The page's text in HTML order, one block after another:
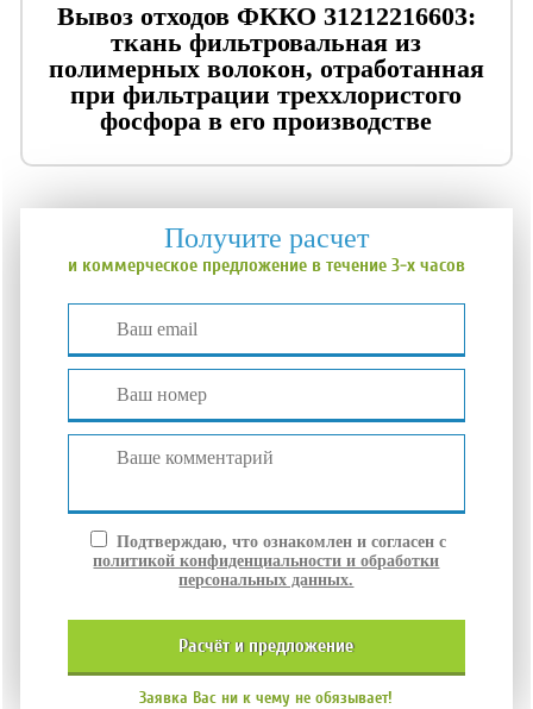
Вывоз отходов ФККО 31212216603:
ткань фильтровальная из
полимерных волокон, отработанная
при фильтрации треххлористого
фосфора в его производстве
Получите расчет
и коммерческое предложение в течение 3-х часов
Подтверждаю, что ознакомлен и согласен с
политикой конфиденциальности и обработки
персональных данных.
расчёт и предложение
Заявка Вас ни к чему не обязывает!